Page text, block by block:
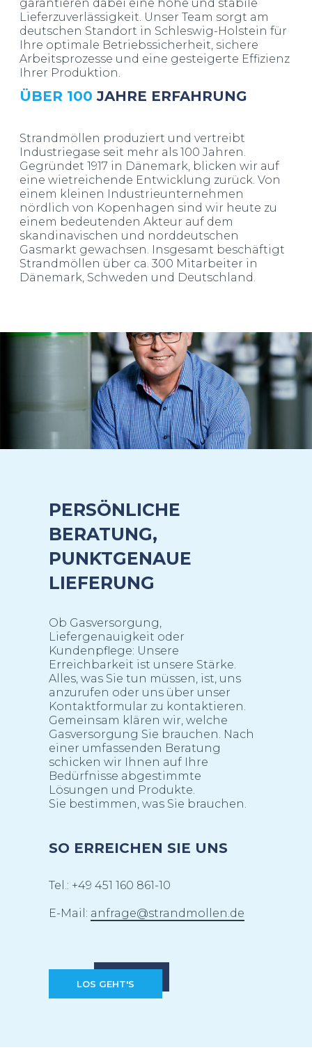
garantieren dabei eine hohe und stabile
Lieferzuverlässigkeit. Unser Team sorgt am
deutschen Standort in Schleswig-Holstein für
Ihre optimale Betriebssicherheit, sichere
Arbeitsprozesse und eine gesteigerte Effizienz
Ihrer Produktion.
ÜBER 100JAHRE ERFAHRUNG
Strandmöllen produziert und vertreibt
Industriegase seit mehr als 100 Jahren.
Gegründet 1917 in Dänemark, blicken wir auf
eine wietreichende Entwicklung zurück. Von
einem kleinen Industrieunternehmen
nördlich von Kopenhagen sind wir heute zu
einem bedeutenden Akteur auf dem
skandinavischen und norddeutschen
Gasmarkt gewachsen. Insgesamt beschäftigt
Strandmöllen über ca. 300 Mitarbeiter in
Dänemark, Schweden und Deutschland.
PERSÖNLICHE
BERATUNG,
PUNKTGENAUE
LIEFERUNG
Ob Gasversorgung,
Liefergenauigkeit oder
Kundenpflege: Unsere
Erreichbarkeit ist unsere Stärke.
Alles, was Sie tun müssen, ist, uns
anzurufen oder uns über unser
Kontaktformular zu kontaktieren.
Gemeinsam klären wir, welche
Gasversorgung Sie brauchen. Nach
einer umfassenden Beratung
schicken wir Ihnen auf Ihre
Bedürfnisse abgestimmte
Lösungen und Produkte.
Sie bestimmen, was Sie brauchen.
SO ERREICHEN SIE UNS
Tel.: +49 451 160 861-10
E-Mail: anfrage@strandmollen.de
LOS GEHT'S